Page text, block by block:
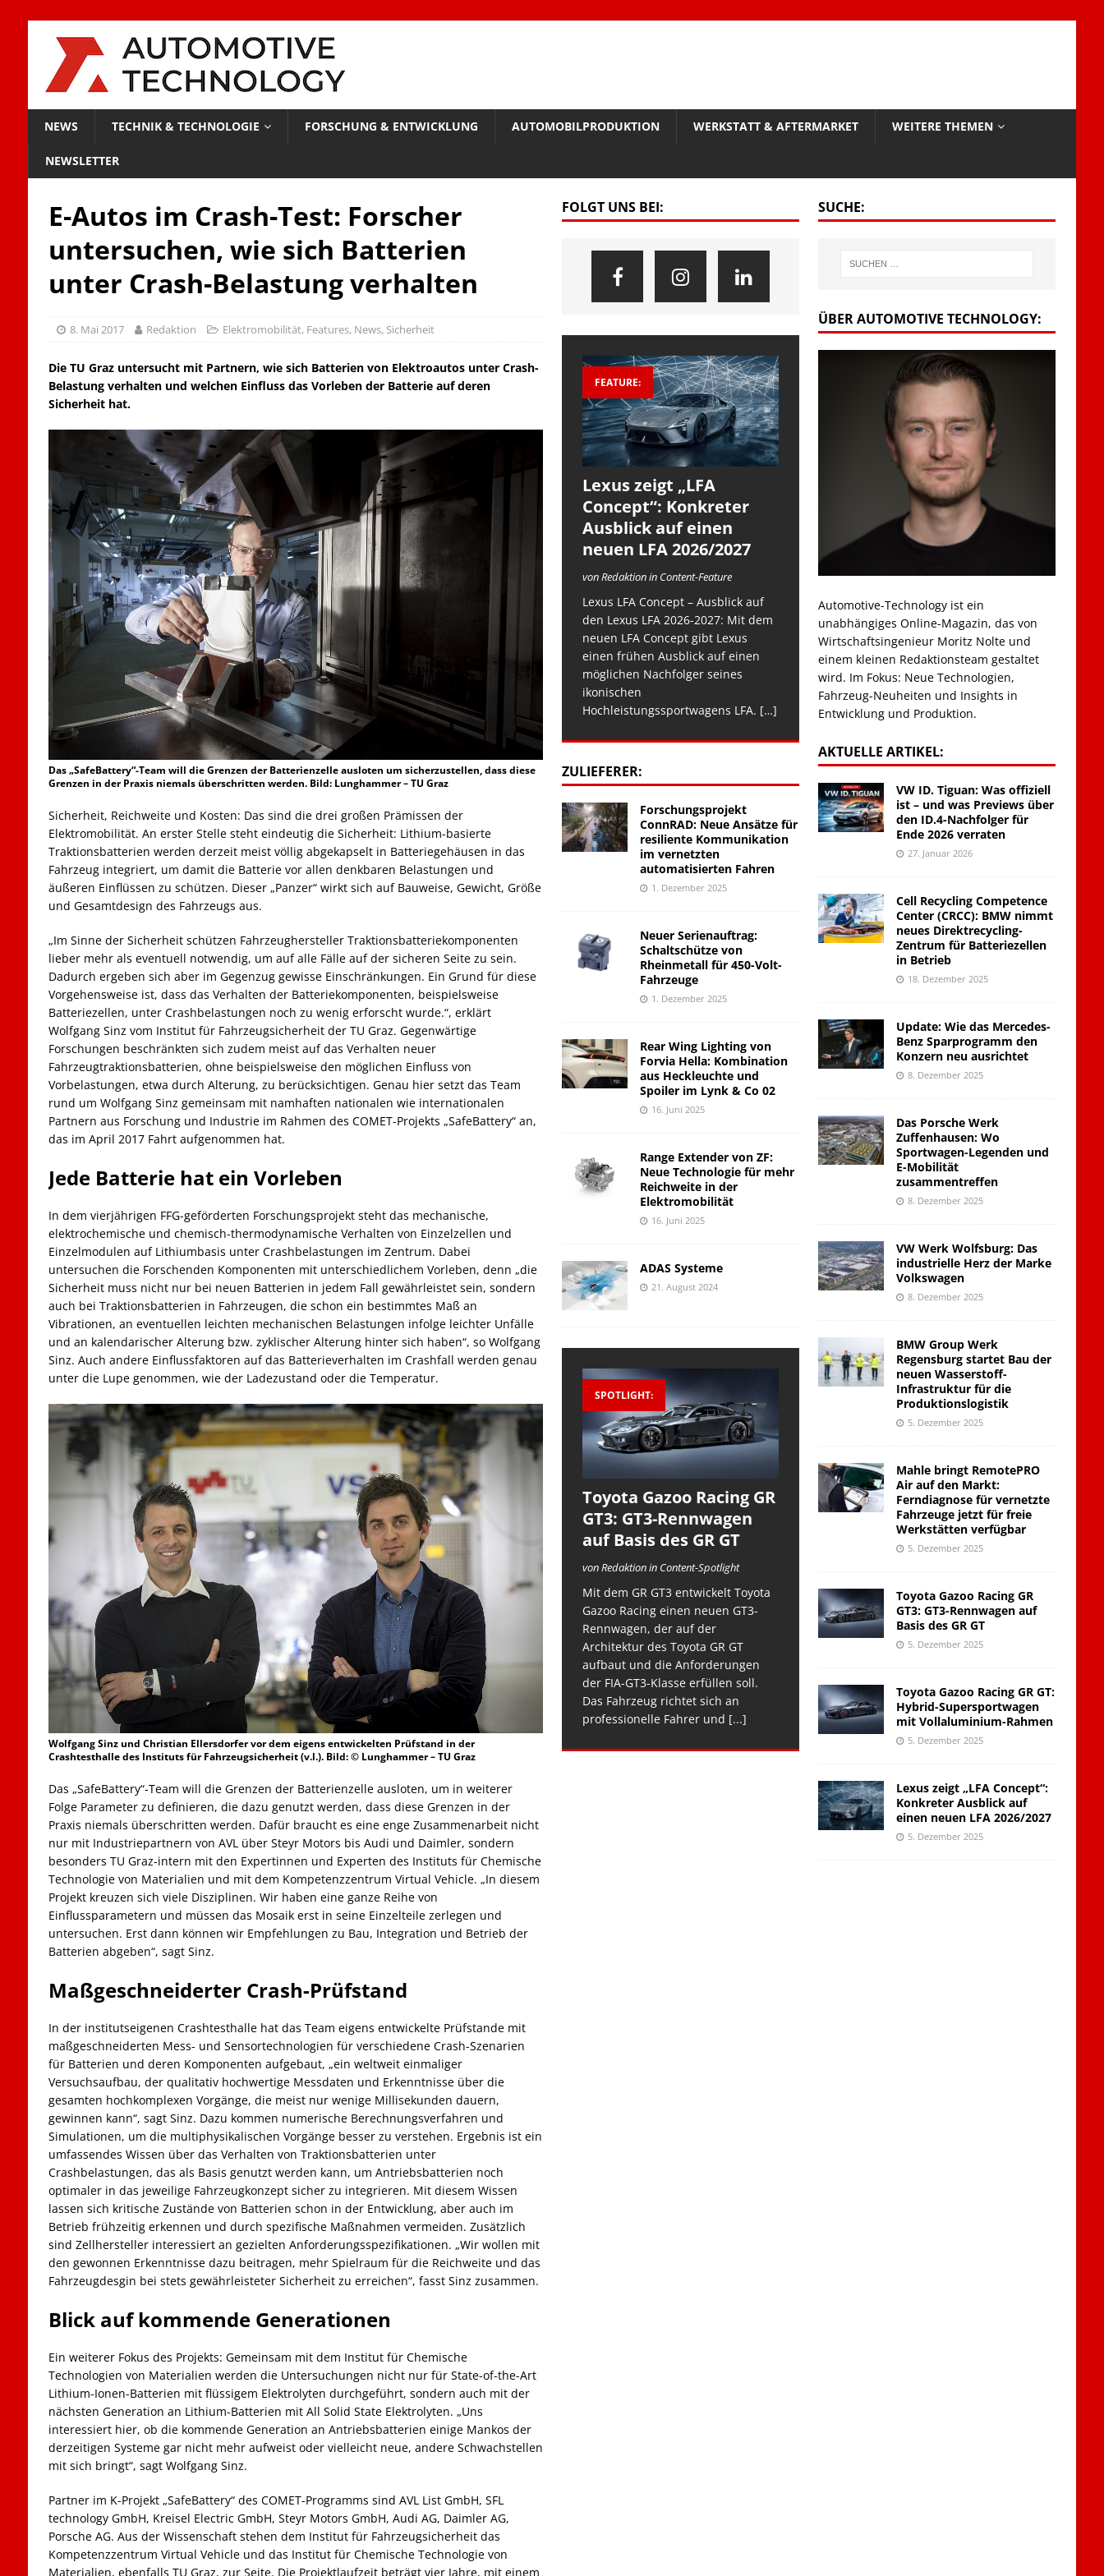
NEWS TECHNIK & TECHNOLOGIE FORSCHUNG & ENTWICKLUNG AUTOMOBILPRODUKTION WERKSTATT & AFTERMARKET WEITERE THEMEN
NEWSLETTER
E-Autos im Crash-Test: Forscher
untersuchen, wie sich Batterien
unter Crash-Belastung verhalten
8. Mai 2017 Redaktion Elektromobilität, Features, News, Sicherheit
Die TU Graz untersucht mit Partnern, wie sich Batterien von Elektroautos unter Crash-
Belastung verhalten und welchen Einfluss das Vorleben der Batterie auf deren
Sicherheit hat.
Das „SafeBattery“-Team will die Grenzen der Batterienzelle ausloten um sicherzustellen, dass diese
Grenzen in der Praxis niemals überschritten werden. Bild: Lunghammer – TU Graz
Sicherheit, Reichweite und Kosten: Das sind die drei großen Prämissen der
Elektromobilität. An erster Stelle steht eindeutig die Sicherheit: Lithium-basierte
Traktionsbatterien werden derzeit meist völlig abgekapselt in Batteriegehäusen in das
Fahrzeug integriert, um damit die Batterie vor allen denkbaren Belastungen und
äußeren Einflüssen zu schützen. Dieser „Panzer“ wirkt sich auf Bauweise, Gewicht, Größe
und Gesamtdesign des Fahrzeugs aus.
„Im Sinne der Sicherheit schützen Fahrzeughersteller Traktionsbatteriekomponenten
lieber mehr als eventuell notwendig, um auf alle Fälle auf der sicheren Seite zu sein.
Dadurch ergeben sich aber im Gegenzug gewisse Einschränkungen. Ein Grund für diese
Vorgehensweise ist, dass das Verhalten der Batteriekomponenten, beispielsweise
Batteriezellen, unter Crashbelastungen noch zu wenig erforscht wurde.“, erklärt
Wolfgang Sinz vom Institut für Fahrzeugsicherheit der TU Graz. Gegenwärtige
Forschungen beschränkten sich zudem meist auf das Verhalten neuer
Fahrzeugtraktionsbatterien, ohne beispielsweise den möglichen Einfluss von
Vorbelastungen, etwa durch Alterung, zu berücksichtigen. Genau hier setzt das Team
rund um Wolfgang Sinz gemeinsam mit namhaften nationalen wie internationalen
Partnern aus Forschung und Industrie im Rahmen des COMET-Projekts „SafeBattery“ an,
das im April 2017 Fahrt aufgenommen hat.
Jede Batterie hat ein Vorleben
In dem vierjährigen FFG-geförderten Forschungsprojekt steht das mechanische,
elektrochemische und chemisch-thermodynamische Verhalten von Einzelzellen und
Einzelmodulen auf Lithiumbasis unter Crashbelastungen im Zentrum. Dabei
untersuchen die Forschenden Komponenten mit unterschiedlichem Vorleben, denn „die
Sicherheit muss nicht nur bei neuen Batterien in jedem Fall gewährleistet sein, sondern
auch bei Traktionsbatterien in Fahrzeugen, die schon ein bestimmtes Maß an
Vibrationen, an eventuellen leichten mechanischen Belastungen infolge leichter Unfälle
und an kalendarischer Alterung bzw. zyklischer Alterung hinter sich haben“, so Wolfgang
Sinz. Auch andere Einflussfaktoren auf das Batterieverhalten im Crashfall werden genau
unter die Lupe genommen, wie der Ladezustand oder die Temperatur.
Wolfgang Sinz und Christian Ellersdorfer vor dem eigens entwickelten Prüfstand in der
Crashtesthalle des Instituts für Fahrzeugsicherheit (v.l.). Bild: © Lunghammer – TU Graz
Das „SafeBattery“-Team will die Grenzen der Batterienzelle ausloten, um in weiterer
Folge Parameter zu definieren, die dazu genutzt werden, dass diese Grenzen in der
Praxis niemals überschritten werden. Dafür braucht es eine enge Zusammenarbeit nicht
nur mit Industriepartnern von AVL über Steyr Motors bis Audi und Daimler, sondern
besonders TU Graz-intern mit den Expertinnen und Experten des Instituts für Chemische
Technologie von Materialien und mit dem Kompetenzzentrum Virtual Vehicle. „In diesem
Projekt kreuzen sich viele Disziplinen. Wir haben eine ganze Reihe von
Einflussparametern und müssen das Mosaik erst in seine Einzelteile zerlegen und
untersuchen. Erst dann können wir Empfehlungen zu Bau, Integration und Betrieb der
Batterien abgeben“, sagt Sinz.
Maßgeschneiderter Crash-Prüfstand
In der institutseigenen Crashtesthalle hat das Team eigens entwickelte Prüfstande mit
maßgeschneiderten Mess- und Sensortechnologien für verschiedene Crash-Szenarien
für Batterien und deren Komponenten aufgebaut, „ein weltweit einmaliger
Versuchsaufbau, der qualitativ hochwertige Messdaten und Erkenntnisse über die
gesamten hochkomplexen Vorgänge, die meist nur wenige Millisekunden dauern,
gewinnen kann“, sagt Sinz. Dazu kommen numerische Berechnungsverfahren und
Simulationen, um die multiphysikalischen Vorgänge besser zu verstehen. Ergebnis ist ein
umfassendes Wissen über das Verhalten von Traktionsbatterien unter
Crashbelastungen, das als Basis genutzt werden kann, um Antriebsbatterien noch
optimaler in das jeweilige Fahrzeugkonzept sicher zu integrieren. Mit diesem Wissen
lassen sich kritische Zustände von Batterien schon in der Entwicklung, aber auch im
Betrieb frühzeitig erkennen und durch spezifische Maßnahmen vermeiden. Zusätzlich
sind Zellhersteller interessiert an gezielten Anforderungsspezifikationen. „Wir wollen mit
den gewonnen Erkenntnisse dazu beitragen, mehr Spielraum für die Reichweite und das
Fahrzeugdesgin bei stets gewährleisteter Sicherheit zu erreichen“, fasst Sinz zusammen.
Blick auf kommende Generationen
Ein weiterer Fokus des Projekts: Gemeinsam mit dem Institut für Chemische
Technologien von Materialien werden die Untersuchungen nicht nur für State-of-the-Art
Lithium-Ionen-Batterien mit flüssigem Elektrolyten durchgeführt, sondern auch mit der
nächsten Generation an Lithium-Batterien mit All Solid State Elektrolyten. „Uns
interessiert hier, ob die kommende Generation an Antriebsbatterien einige Mankos der
derzeitigen Systeme gar nicht mehr aufweist oder vielleicht neue, andere Schwachstellen
mit sich bringt“, sagt Wolfgang Sinz.
Partner im K-Projekt „SafeBattery“ des COMET-Programms sind AVL List GmbH, SFL
technology GmbH, Kreisel Electric GmbH, Steyr Motors GmbH, Audi AG, Daimler AG,
Porsche AG. Aus der Wissenschaft stehen dem Institut für Fahrzeugsicherheit das
Kompetenzzentrum Virtual Vehicle und das Institut für Chemische Technologie von
Materialien, ebenfalls TU Graz, zur Seite. Die Projektlaufzeit beträgt vier Jahre, mit einem
FOLGT UNS BEI:
FEATURE:
Lexus zeigt „LFA
Concept“: Konkreter
Ausblick auf einen
neuen LFA 2026/2027
von Redaktion in Content-Feature
Lexus LFA Concept – Ausblick auf
den Lexus LFA 2026-2027: Mit dem
neuen LFA Concept gibt Lexus
einen frühen Ausblick auf einen
möglichen Nachfolger seines
ikonischen
Hochleistungssportwagens LFA. […]
ZULIEFERER:
Forschungsprojekt
ConnRAD: Neue Ansätze für
resiliente Kommunikation
im vernetzten
automatisierten Fahren
1. Dezember 2025
Neuer Serienauftrag:
Schaltschütze von
Rheinmetall für 450-Volt-
Fahrzeuge
1. Dezember 2025
Rear Wing Lighting von
Forvia Hella: Kombination
aus Heckleuchte und
Spoiler im Lynk & Co 02
16. Juni 2025
Range Extender von ZF:
Neue Technologie für mehr
Reichweite in der
Elektromobilität
16. Juni 2025
ADAS Systeme
21. August 2024
SPOTLIGHT:
Toyota Gazoo Racing GR
GT3: GT3-Rennwagen
auf Basis des GR GT
von Redaktion in Content-Spotlight
Mit dem GR GT3 entwickelt Toyota
Gazoo Racing einen neuen GT3-
Rennwagen, der auf der
Architektur des Toyota GR GT
aufbaut und die Anforderungen
der FIA-GT3-Klasse erfüllen soll.
Das Fahrzeug richtet sich an
professionelle Fahrer und [...]
SUCHE:
ÜBER AUTOMOTIVE TECHNOLOGY:
Automotive-Technology ist ein
unabhängiges Online-Magazin, das von
Wirtschaftsingenieur Moritz Nolte und
einem kleinen Redaktionsteam gestaltet
wird. Im Fokus: Neue Technologien,
Fahrzeug-Neuheiten und Insights in
Entwicklung und Produktion.
AKTUELLE ARTIKEL:
VW ID. Tiguan: Was offiziell
ist – und was Previews über
den ID.4-Nachfolger für
Ende 2026 verraten
27. Januar 2026
Cell Recycling Competence
Center (CRCC): BMW nimmt
neues Direktrecycling-
Zentrum für Batteriezellen
in Betrieb
18. Dezember 2025
Update: Wie das Mercedes-
Benz Sparprogramm den
Konzern neu ausrichtet
8. Dezember 2025
Das Porsche Werk
Zuffenhausen: Wo
Sportwagen-Legenden und
E-Mobilität
zusammentreffen
8. Dezember 2025
VW Werk Wolfsburg: Das
industrielle Herz der Marke
Volkswagen
8. Dezember 2025
BMW Group Werk
Regensburg startet Bau der
neuen Wasserstoff-
Infrastruktur für die
Produktionslogistik
5. Dezember 2025
Mahle bringt RemotePRO
Air auf den Markt:
Ferndiagnose für vernetzte
Fahrzeuge jetzt für freie
Werkstätten verfügbar
5. Dezember 2025
Toyota Gazoo Racing GR
GT3: GT3-Rennwagen auf
Basis des GR GT
5. Dezember 2025
Toyota Gazoo Racing GR GT:
Hybrid-Supersportwagen
mit Vollaluminium-Rahmen
5. Dezember 2025
Lexus zeigt „LFA Concept“:
Konkreter Ausblick auf
einen neuen LFA 2026/2027
5. Dezember 2025